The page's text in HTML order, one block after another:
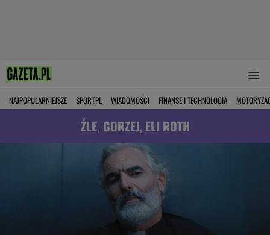
NAJPOPULARNIEJSZE SPORT.PL WIADOMOŚCI FINANSE I TECHNOLOGIA
ŹLE, GORZEJ, ELI ROTH